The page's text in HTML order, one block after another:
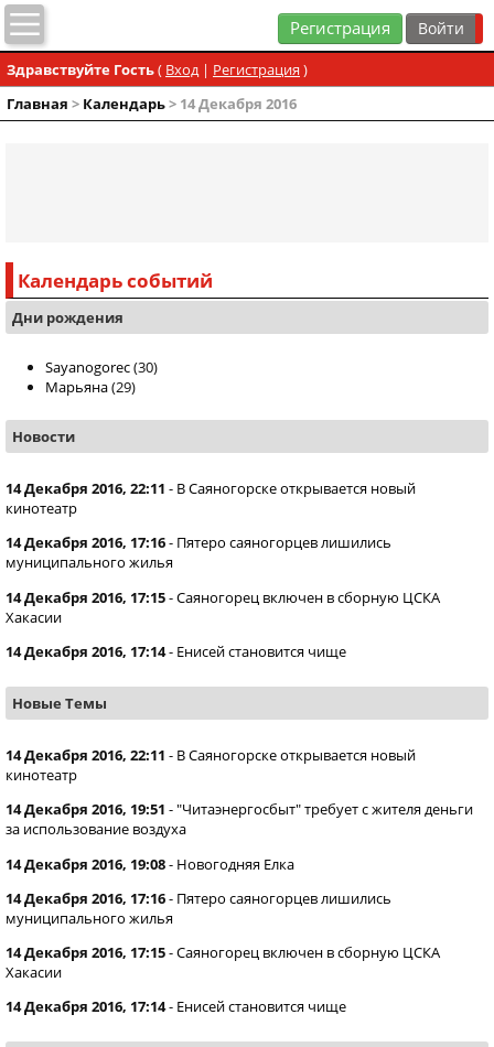
Регистрация
Здравствуйте Гость( Вход| Регистрация )
Главная > Календарь> 14 Декабря 2016
Календарь событий
Дни рождения
Sayanogorec(30)
Марьяна(29)
Новости
14 Декабря 2016, 22:11 - В Саяногорске открывается новый
кинотеатр
14 Декабря 2016, 17:16- Пятеро саяногорцев лишились
муниципального жилья
14 Декабря 2016, 17:15-Саяногорец включен в сборную ЦСКА
Хакасии
14 Декабря 2016, 17:14- Енисей становится чище
Новые Темы
14 Декабря 2016, 22:11 - В Саяногорске открывается новый
кинотеатр
14 Декабря 2016, 19:51 -"Читаэнергосбыт" требует с жителя деньги
за использование воздуха
14 Декабря 2016, 19:08- Новогодняя Елка
14 Декабря 2016, 17:16- Пятеро саяногорцев лишились
муниципального жилья
14 Декабря 2016, 17:15-Саяногорец включен в сборную ЦСКА
Хакасии
14 Декабря 2016, 17:14- Енисей становится чище